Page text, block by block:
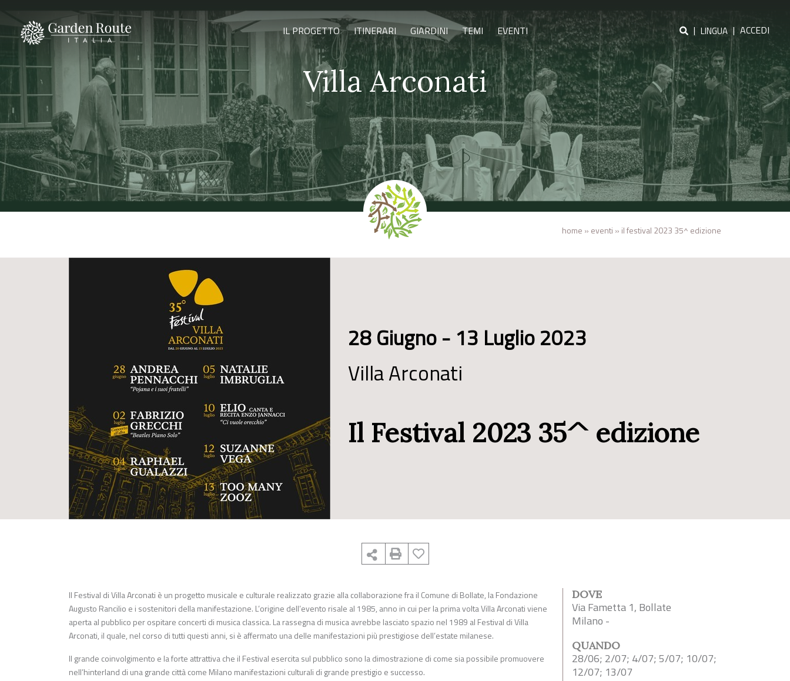
IL PROGETTO ITINERARI GIARDINI TEMI EVENTI | LINGUA | ACCEDI
Villa Arconati
home » eventi » il festival 2023 35^ edizione
28 Giugno - 13 Luglio 2023
Villa Arconati
Il Festival 2023 35^ edizione
Il Festival di Villa Arconati è un progetto musicale e culturale realizzato grazie alla collaborazione fra il Comune di Bollate, la Fondazione
Augusto Rancilio e i sostenitori della manifestazione. L’origine dell’evento risale al 1985, anno in cui per la prima volta Villa Arconati viene
aperta al pubblico per ospitare concerti di musica classica. La rassegna di musica avrebbe lasciato spazio nel 1989 al Festival di Villa
Arconati, il quale, nel corso di tutti questi anni, si è affermato una delle manifestazioni più prestigiose dell’estate milanese.
Il grande coinvolgimento e la forte attrattiva che il Festival esercita sul pubblico sono la dimostrazione di come sia possibile promuovere
nell’hinterland di una grande città come Milano manifestazioni culturali di grande prestigio e successo.
DOVE
Via Fametta 1, Bollate
Milano -
QUANDO
28/06; 2/07; 4/07; 5/07; 10/07;
12/07; 13/07